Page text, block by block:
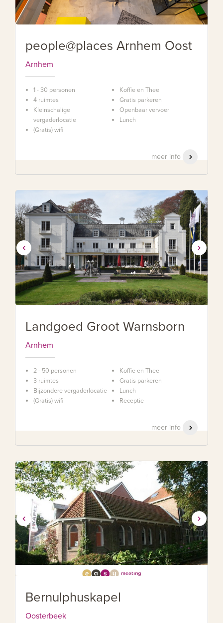
people@places Arnhem Oost
Arnhem
1 - 30 personen
4 ruimtes
Kleinschalige
vergaderlocatie
(Gratis) wifi
Koffie en Thee
Gratis parkeren
Openbaar vervoer
Lunch
meer info
Landgoed Groot Warnsborn
Arnhem
2 - 50 personen
3 ruimtes
Bijzondere vergaderlocatie
(Gratis) wifi
Koffie en Thee
Gratis parkeren
Lunch
Receptie
meer info
Bernulphuskapel
Oosterbeek